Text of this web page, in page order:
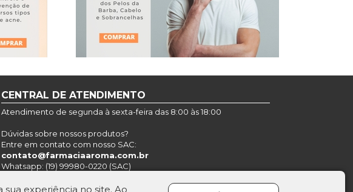
CENTRAL DE ATENDIMENTO
Atendimento de segunda à sexta-feira das 8:00 às 18:00
Dúvidas sobre nossos produtos?
Entre em contato com nosso SAC:
contato@farmaciaaroma.com.br
Whatsapp: (19) 99980-0220 (SAC)
sua experiência no site. Ao